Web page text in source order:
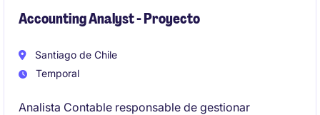
Accounting Analyst - Proyecto
Santiago de Chile
Temporal
Analista Contable responsable de gestionar